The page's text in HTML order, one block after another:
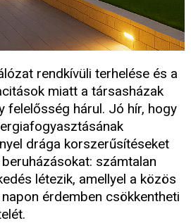
rendkívüli terhelése és a
miatt a társasházak
felelősség hárul. Jó hír, hogy
drága korszerűsítéseket
számtalan
létezik, amellyel a közös
érdemben csökkentheti